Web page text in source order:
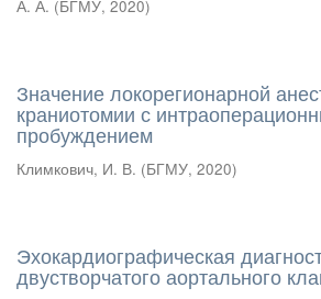
А. А. (БГМУ, 2020)
Значение локорегионарной
краниотомии с
пробуждением
Климкович, И. В. (БГМУ, 2020)
Эхокардиографическая
двустворчатого аортального